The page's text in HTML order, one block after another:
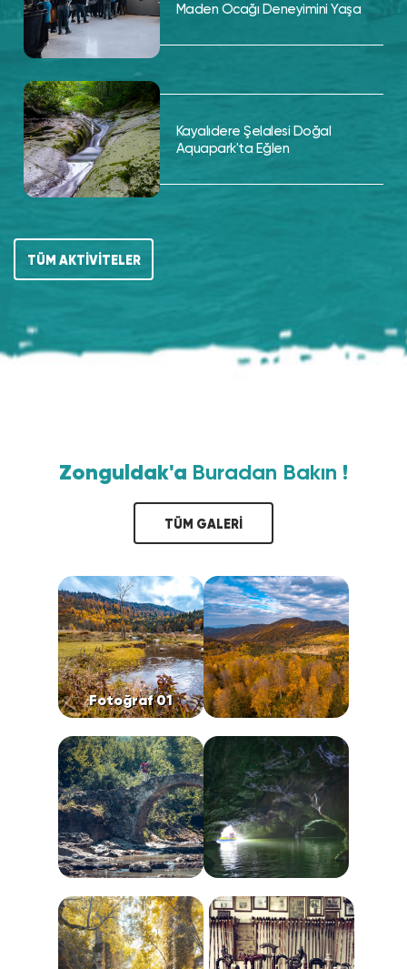
Maden Ocağı Deneyimini Yaşa
Kayalıdere Şelalesi Doğal
Aquapark'ta Eğlen
TÜM AKTİVİTELER
Zonguldak'a Buradan Bakın !
TÜM GALERİ
Fotoğraf 01